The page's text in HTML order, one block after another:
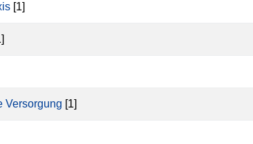
[1]
Versorgung [1]